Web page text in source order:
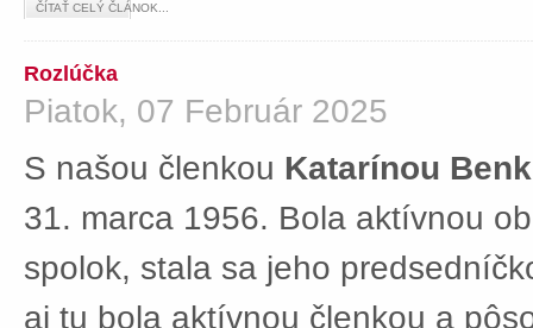
ČÍTAŤ CELÝ ČLÁNOK...
Rozlúčka
Piatok, 07 Február 2025
S našou členkou Katarínou
31. marca 1956. Bola aktívnou
spolok, stala sa jeho
aj tu bola aktívnou členkou a